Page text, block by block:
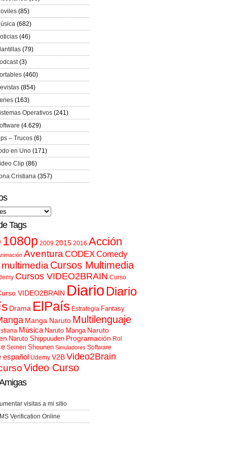
(85)
(682)
(46)
(79)
(3)
(460)
(854)
(163)
Operativos (241)
(4.629)
– Trucos (6)
en Uno (171)
Clip (86)
Cristiana (357)
Tags
1080p 2009 2015 2016 Acción
AventuraCODEXComedy
Cursos Multimedia
Cursos VIDEO2BRAIN Curso
VIDEO2BRAIN Diario Diario
Drama ElPaís Estrategia Fantasy
Manga Naruto Multilenguaje
Música Naruto Manga Naruto
Naruto Shippuuden Programación Rol
Seinen Shounen Simuladores Software
español Udemy V2BVideo2Brain
Video Curso
visitas a mi sitio
Verification Online